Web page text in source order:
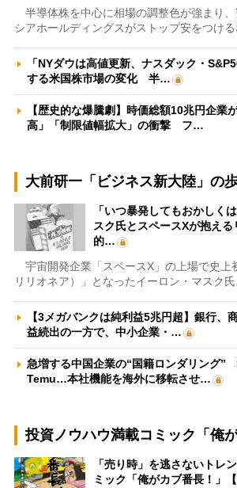
半導体株を中心に相場の調整色が強まり
シアホールディングスがストップ安をつける
「NYダウは高値更新、ナスダック・
する米国株市場の変化 半…
【歴史的な爆騰劇】時価総額10兆円企業
高」「制限値幅拡大」の衝撃 フ…
大前研一「ビジネス新大陸」の
「いつ暴発してもおかしく
スク氏とスペースXが抱え
的…
宇宙開発企業「スペースX」の上場で史上
リリオネア）」となったイーロン・マスク氏
【3メガバンクは純利益5兆円超】銀行、
益続出の一方で、中小企業・…
急増する中国企業の“国籍ロンダリング”
Temu…本社機能を海外に移転させ…
投資ノウハウ満載コミック「俺
「売り時」を逃さないトレ
ミック「俺がカブ番長！」【